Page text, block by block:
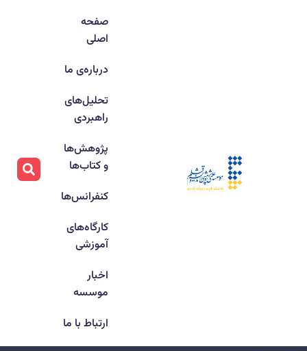
صفحه
اصلی
درباره‌ی ما
تحلیل‌های
راهبردی
پژوهش‌ها
و کتاب‌ها
کنفرانس‌ها
کارگاه‌های
آموزشی
اخبار
موسسه
ارتباط با ما